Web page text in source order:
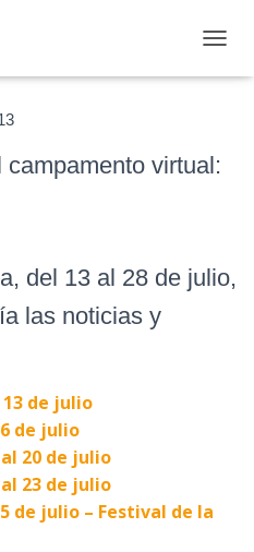
virtual:
del 13 al 28 de julio,
las noticias y
13 de julio
de julio
al 20 de julio
al 23 de julio
de julio – Festival de la